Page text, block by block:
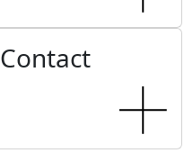
Contact